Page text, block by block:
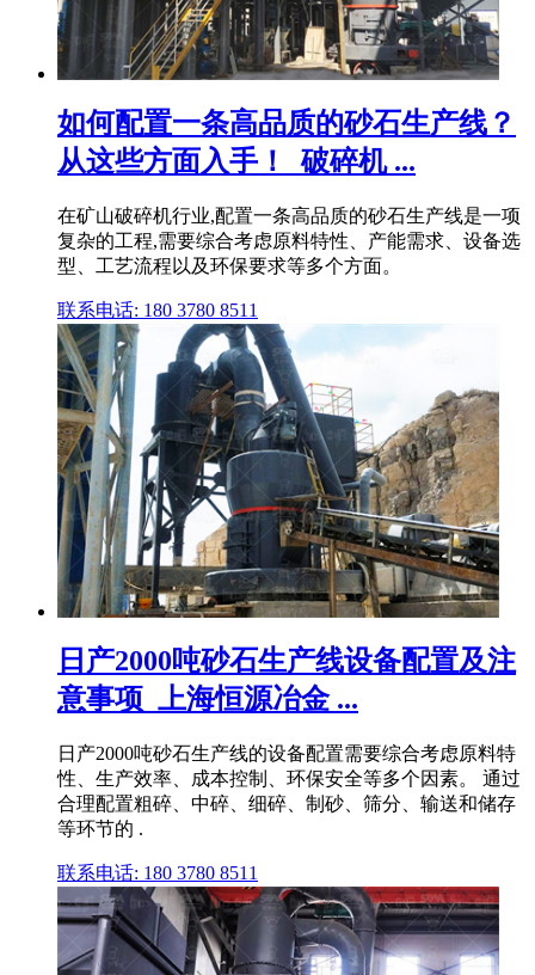
如何配置一条高品质的砂石生产线？
从这些方面入手！_破碎机 ...
在矿山破碎机行业,配置一条高品质的砂石生产线是一项
复杂的工程,需要综合考虑原料特性、产能需求、设备选
型、工艺流程以及环保要求等多个方面。
联系电话: 180 3780 8511
日产2000吨砂石生产线设备配置及注
意事项_上海恒源冶金 ...
日产2000吨砂石生产线的设备配置需要综合考虑原料特
性、生产效率、成本控制、环保安全等多个因素。 通过
合理配置粗碎、中碎、细碎、制砂、筛分、输送和储存
等环节的 .
联系电话: 180 3780 8511